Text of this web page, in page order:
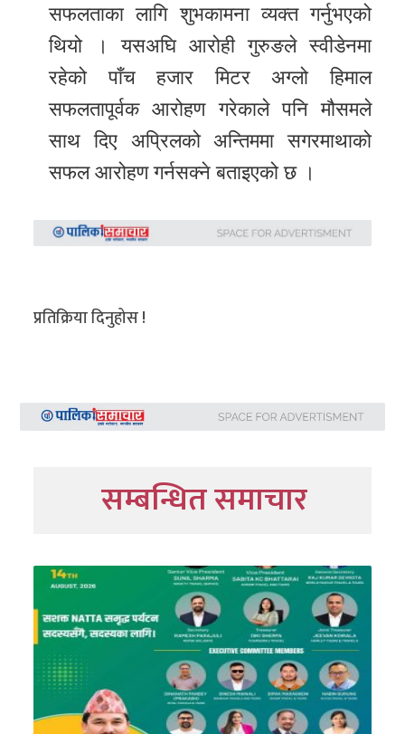
सफलताका लागि शुभकामना व्यक्त गर्नुभएको
थियो । यसअघि आरोही गुरुङले स्वीडेनमा
रहेको पाँच हजार मिटर अग्लो हिमाल
सफलतापूर्वक आरोहण गरेकाले पनि मौसमले
साथ दिए अप्रिलको अन्तिममा सगरमाथाको
सफल आरोहण गर्नसक्ने बताइएको छ ।
प्रतिक्रिया दिनुहोस !
सम्बन्धित समाचार